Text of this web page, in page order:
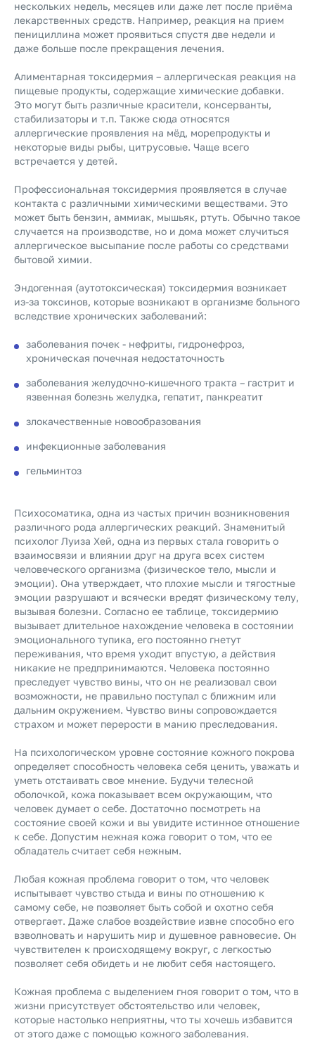
нескольких недель, месяцев или даже лет после приёма
лекарственных средств. Например, реакция на прием
пенициллина может проявиться спустя две недели и
даже больше после прекращения лечения.
Алиментарная токсидермия – аллергическая реакция на
пищевые продукты, содержащие химические добавки.
Это могут быть различные красители, консерванты,
стабилизаторы и т.п. Также сюда относятся
аллергические проявления на мёд, морепродукты и
некоторые виды рыбы, цитрусовые. Чаще всего
встречается у детей.
Профессиональная токсидермия проявляется в случае
контакта с различными химическими веществами. Это
может быть бензин, аммиак, мышьяк, ртуть. Обычно такое
случается на производстве, но и дома может случиться
аллергическое высыпание после работы со средствами
бытовой химии.
Эндогенная (аутотоксическая) токсидермия возникает
из-за токсинов, которые возникают в организме больного
вследствие хронических заболеваний:
заболевания почек - нефриты, гидронефроз,
хроническая почечная недостаточность
заболевания желудочно-кишечного тракта – гастрит и
язвенная болезнь желудка, гепатит, панкреатит
злокачественные новообразования
инфекционные заболевания
гельминтоз
Психосоматика, одна из частых причин возникновения
различного рода аллергических реакций. Знаменитый
психолог Луиза Хей, одна из первых стала говорить о
взаимосвязи и влиянии друг на друга всех систем
человеческого организма (физическое тело, мысли и
эмоции). Она утверждает, что плохие мысли и тягостные
эмоции разрушают и всячески вредят физическому телу,
вызывая болезни. Согласно ее таблице, токсидермию
вызывает длительное нахождение человека в состоянии
эмоционального тупика, его постоянно гнетут
переживания, что время уходит впустую, а действия
никакие не предпринимаются. Человека постоянно
преследует чувство вины, что он не реализовал свои
возможности, не правильно поступал с ближним или
дальним окружением. Чувство вины сопровождается
страхом и может перерости в манию преследования.
На психологическом уровне состояние кожного покрова
определяет способность человека себя ценить, уважать и
уметь отстаивать свое мнение. Будучи телесной
оболочкой, кожа показывает всем окружающим, что
человек думает о себе. Достаточно посмотреть на
состояние своей кожи и вы увидите истинное отношение
к себе. Допустим нежная кожа говорит о том, что ее
обладатель считает себя нежным.
Любая кожная проблема говорит о том, что человек
испытывает чувство стыда и вины по отношению к
самому себе, не позволяет быть собой и охотно себя
отвергает. Даже слабое воздействие извне способно его
взволновать и нарушить мир и душевное равновесие. Он
чувствителен к происходящему вокруг, с легкостью
позволяет себя обидеть и не любит себя настоящего.
Кожная проблема с выделением гноя говорит о том, что в
жизни присутствует обстоятельство или человек,
которые настолько неприятны, что ты хочешь избавится
от этого даже с помощью кожного заболевания.